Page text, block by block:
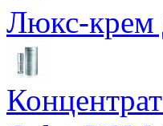
Люкс-крем